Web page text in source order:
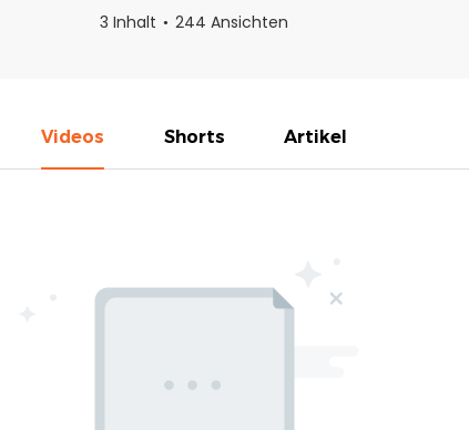
3 Inhalt 244 Ansichten
Videos Shorts Artikel